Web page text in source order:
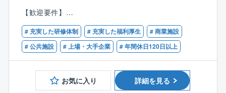
施設、医療・社会福祉施設、事務所・店舗、共同住
宅、工場・倉庫等
■出張・案件エリア：愛知県内の案件を中心に一部近隣
県の案件をご担当いただきます。
■元請け：下請け比率＝ 5 ：5
■案件割合＝民：官 ＝4 ：6
■案件金額：基本的に4，000万円以上
【歓迎要件】
一般建築物における電気工事の施工管理経験をお持ち
の方
# 充実した研修体制 # 充実した福利厚生
# 商業施設
# 公共施設
# 上場・大手企業 # 年間休日120日以上
お気に入り 詳細を見る